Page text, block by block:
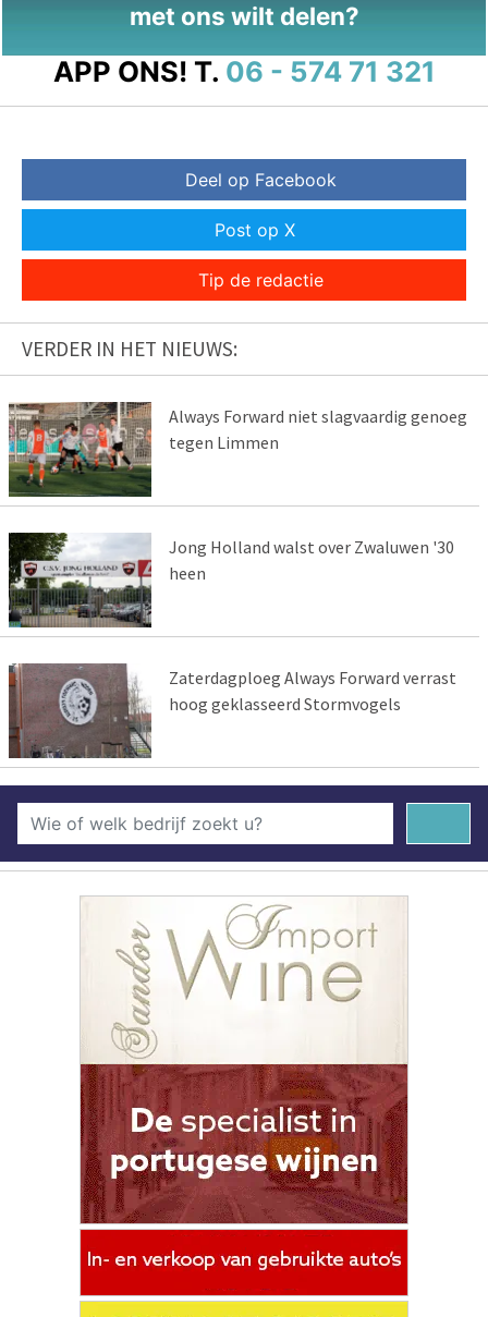
met ons wilt delen?
APP ONS! T. 06 - 574 71 321
Deel op Facebook
Post op X
Tip de redactie
VERDER IN HET NIEUWS:
Always Forward niet slagvaardig genoeg
tegen Limmen
Jong Holland walst over Zwaluwen '30
heen
Zaterdagploeg Always Forward verrast
hoog geklasseerd Stormvogels